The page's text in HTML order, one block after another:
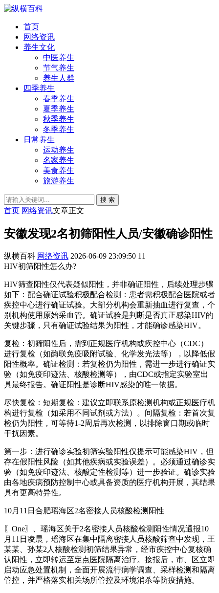
首页
网络资讯
养生文化
中医养生
节气养生
养生人群
四季养生
春季养生
夏季养生
秋季养生
冬季养生
日常养生
运动养生
名家养生
美食养生
旅游养生
搜 索
首页 网络资讯文章正文
安徽发现2名初筛阳性人员/安徽确诊阳性
纵横百科 网络资讯 2026-06-09 23:09:50 11
HIV初筛阳性怎么办?
HIV筛查阳性仅代表疑似阳性，并非确证阳性，后续处理步骤
如下：配合确证试验积极配合检测：患者需积极配合医院或者
疾控中心进行确证试验。大部分机构会重新抽血进行复查，个
别机构使用原始采血管。确证试验是判断是否真正感染HIV的
关键步骤，只有确证试验结果为阳性，才能确诊感染HIV。
复检：初筛阳性后，需到正规医疗机构或疾控中心（CDC）
进行复检（如酶联免疫吸附试验、化学发光法等），以降低假
阳性概率。确证检测：若复检仍为阳性，需进一步进行确证实
验（如免疫印迹法、核酸检测等），由CDC或指定实验室出
具最终报告。确证阳性是诊断HIV感染的唯一依据。
尽快复检：短期复检：建议立即联系原检测机构或正规医疗机
构进行复检（如采用不同试剂或方法）。间隔复检：若首次复
检仍为阳性，可等待1-2周后再次检测，以排除窗口期或临时
干扰因素。
第一步：进行确诊实验初筛实验阳性仅提示可能感染HIV，但
存在假阳性风险（如其他疾病或实验误差）。必须通过确诊实
验（如免疫印迹法、核酸定性检测等）进一步验证。确诊实验
由各地疾病预防控制中心或具备资质的医疗机构开展，其结果
具有更高特异性。
10月11日合肥瑶海区2名密接人员核酸检测阳性
〖One〗、瑶海区关于2名密接人员核酸检测阳性情况通报10
月11日凌晨，瑶海区在集中隔离密接人员核酸筛查中发现，王
某某、孙某2人核酸检测初筛结果异常，经市疾控中心复核确
认阳性，立即转运至定点医院隔离治疗。接报后，市、区立即
启动应急处置机制，全面开展流行病学调查、采样检测和隔离
管控，并严格落实相关场所管控及环境消杀等防疫措施。